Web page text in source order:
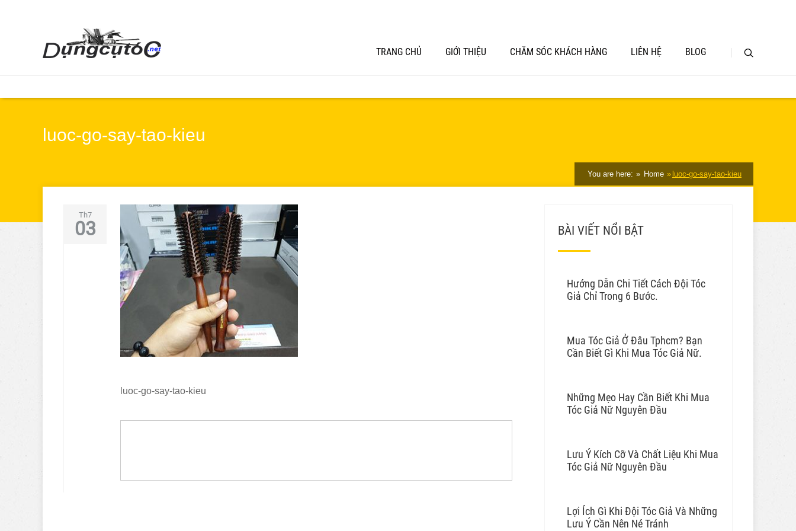
TRANG CHỦ GIỚI THIỆU CHĂM SÓC KHÁCH HÀNG LIÊN HỆ BLOG
luoc-go-say-tao-kieu
You are here: Home luoc-go-say-tao-kieu
Th7
03
luoc-go-say-tao-kieu
BÀI VIẾT NỔI BẬT
Hướng Dẫn Chi Tiết Cách Đội Tóc
Giả Chỉ Trong 6 Bước.
Mua Tóc Giả Ở Đâu Tphcm? Bạn
Cần Biết Gì Khi Mua Tóc Giả Nữ.
Những Mẹo Hay Cần Biết Khi Mua
Tóc Giả Nữ Nguyên Đầu
Lưu Ý Kích Cỡ Và Chất Liệu Khi Mua
Tóc Giả Nữ Nguyên Đầu
Lợi Ích Gì Khi Đội Tóc Giả Và Những
Lưu Ý Cần Nên Né Tránh